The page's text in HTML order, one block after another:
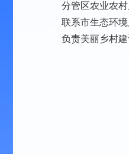
分管区农业农村
联系市生态环境
负责美丽乡村建设